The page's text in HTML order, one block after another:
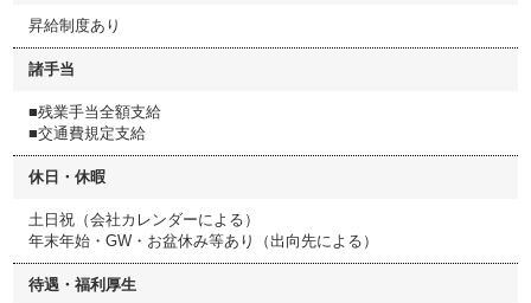
昇給制度あり
諸手当
■残業手当全額支給
■交通費規定支給
休日・休暇
土日祝（会社カレンダーによる）
年末年始・GW・お盆休み等あり（出向先による）
待遇・福利厚生